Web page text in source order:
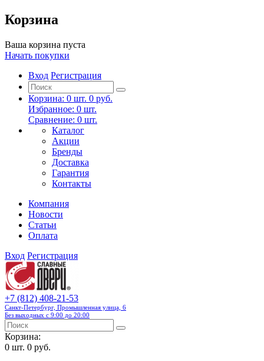
Корзина
Ваша корзина пуста
Начать покупки
Вход Регистрация
Корзина: 0 шт. 0 руб.
Избранное: 0 шт.
Сравнение: 0 шт.
Каталог
Акции
Бренды
Доставка
Гарантия
Контакты
Компания
Новости
Статьи
Оплата
Вход Регистрация
+7 (812) 408-21-53
Санкт-Петербург, Промышленная улица, 6
Без выходных с 9:00 до 20:00
Корзина:
0 шт. 0 руб.